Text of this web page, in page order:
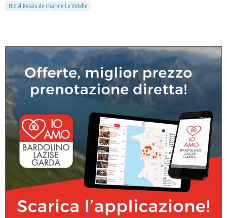
Hotel Relais de charme Le Videlle